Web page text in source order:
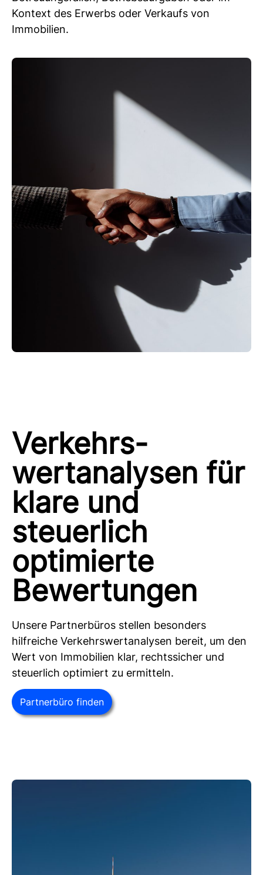
Kontext des Erwerbs oder Verkaufs von
Immobilien.
Verkehrs-
wertanalysen für
klare und
steuerlich
optimierte
Bewertungen
Unsere Partnerbüros stellen besonders
hilfreiche Verkehrswertanalysen bereit, um den
Wert von Immobilien klar, rechtssicher und
steuerlich optimiert zu ermitteln.
Partnerbüro finden